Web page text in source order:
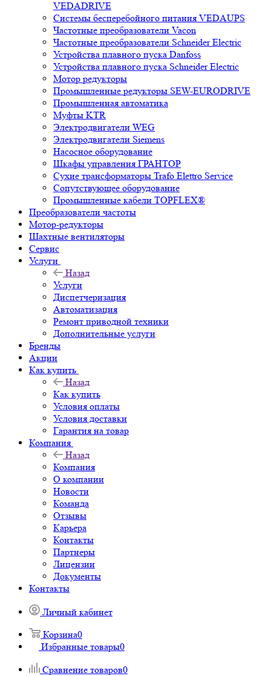
VEDADRIVE
Системы бесперебойного питания VEDAUPS
Частотные преобразователи Vacon
Частотные преобразователи Schneider Electric
Устройства плавного пуска Danfoss
Устройства плавного пуска Schneider Electric
Мотор редукторы
Промышленные редукторы SEW-EURODRIVE
Промышленная автоматика
Муфты KTR
Электродвигатели WEG
Электродвигатели Siemens
Насосное оборудование
Шкафы управления ГРАНТОР
Сухие трансформаторы Trafo Elettro Service
Сопутствующее оборудование
Промышленные кабели TOPFLEX®
Преобразователи частоты
Мотор-редукторы
Шахтные вентиляторы
Сервис
Услуги
Назад
Услуги
Диспетчеризация
Автоматизация
Ремонт приводной техники
Дополнительные услуги
Бренды
Акции
Как купить
Назад
Как купить
Условия оплаты
Условия доставки
Гарантия на товар
Компания
Назад
Компания
О компании
Новости
Команда
Отзывы
Карьера
Контакты
Партнеры
Лицензии
Документы
Контакты
Личный кабинет
Корзина0
Избранные товары0
Сравнение товаров0